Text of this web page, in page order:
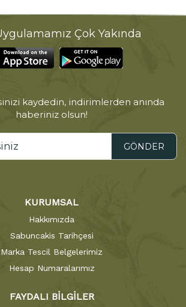
Çok Yakında
kaydedin, indirimlerden anında
haberiniz olsun!
GÖNDER
KURUMSAL
Hakkımızda
Sabuncakis Tarihçesi
Marka Tescil Belgelerimiz
Hesap Numaralarımız
FAYDALI BİLGİLER